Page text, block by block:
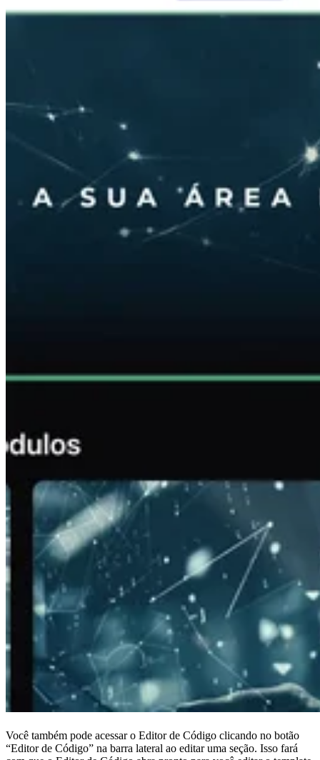
Você também pode acessar o Editor de Código clicando no botão
“Editor de Código” na barra lateral ao editar uma seção. Isso fará